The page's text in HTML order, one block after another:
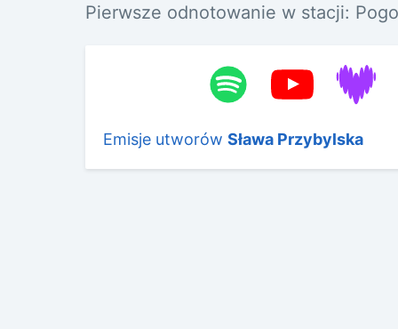
Pierwsze odnotowanie w stacji:
Emisje utworów Sława Przybylska